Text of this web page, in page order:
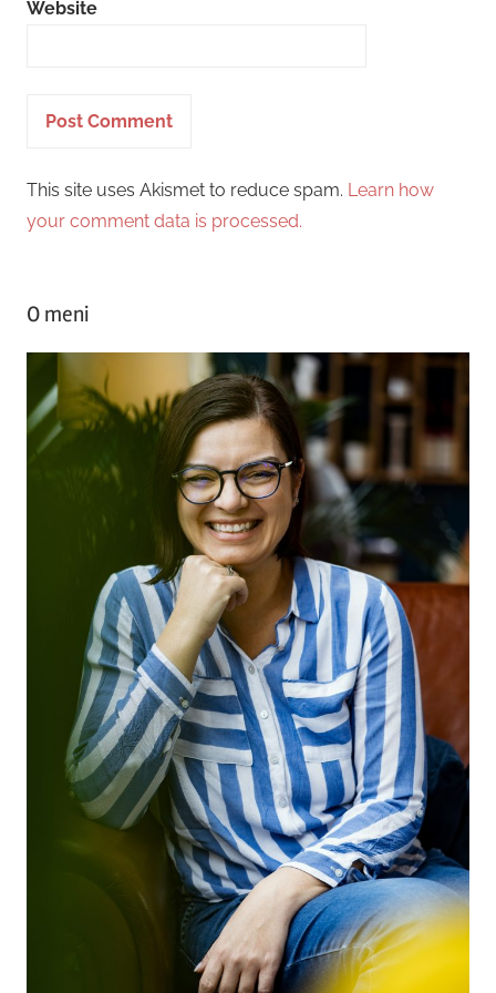
Website
This site uses Akismet to reduce spam. Learn how
your comment data is processed.
O meni